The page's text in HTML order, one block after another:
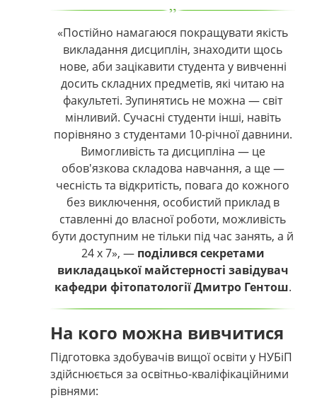
«Постійно намагаюся покращувати якість
викладання дисциплін, знаходити щось
нове, аби зацікавити студента у вивченні
досить складних предметів, які читаю на
факультеті. Зупинятись не можна — світ
мінливий. Сучасні студенти інші, навіть
порівняно з студентами 10-річної давнини.
Вимогливість та дисципліна — це
обов'язкова складова навчання, а ще —
чесність та відкритість, повага до кожного
без виключення, особистий приклад в
ставленні до власної роботи, можливість
бути доступним не тільки під час занять, а й
24 х 7», — поділився секретами
викладацької майстерності завідувач
кафедри фітопатології Дмитро Гентош.
На кого можна вивчитися
Підготовка здобувачів вищої освіти у НУБіП
здійснюється за освітньо-кваліфікаційними
рівнями: